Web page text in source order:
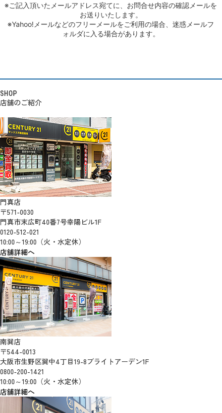
※ご記入頂いたメールアドレス宛てに、お問合せ内容の確認メールを
お送りいたします。
※Yahoo!メールなどのフリーメールをご利用の場合、迷惑メールフ
ォルダに入る場合があります。
SHOP
店舗のご紹介
門真店
〒571-0030
門真市末広町40番7号幸陽ビル1F
0120-512-021
10:00～19:00（火・水定休）
店舗詳細へ
南巽店
〒544-0013
大阪市生野区巽中4丁目19-8ブライトアーデン1F
0800-200-1421
10:00～19:00（火・水定休）
店舗詳細へ